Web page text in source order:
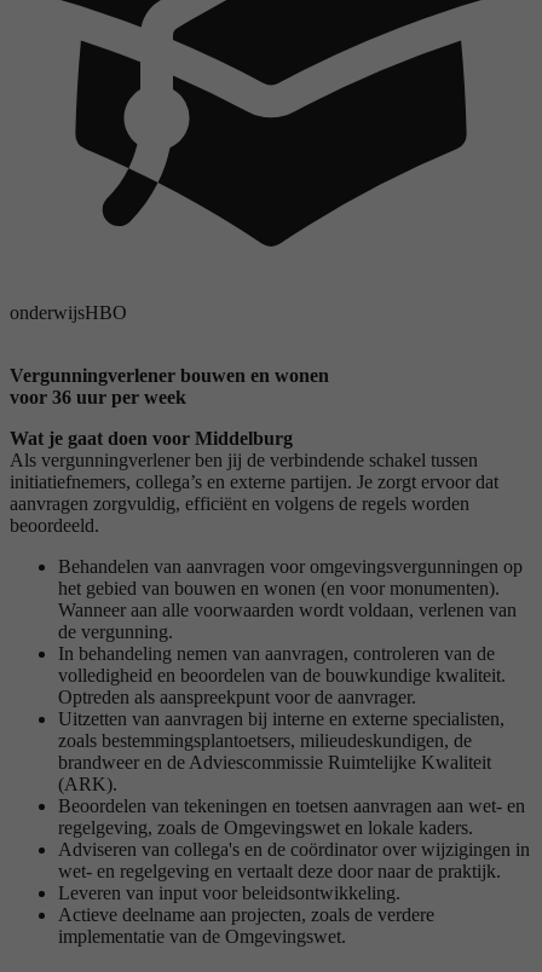
onderwijsHBO
Vergunningverlener bouwen en wonen
voor 36 uur per week
Wat je gaat doen voor Middelburg
Als vergunningverlener ben jij de verbindende schakel tussen
initiatiefnemers, collega’s en externe partijen. Je zorgt ervoor dat
aanvragen zorgvuldig, efficiënt en volgens de regels worden
beoordeeld.
Behandelen van aanvragen voor omgevingsvergunningen op
het gebied van bouwen en wonen (en voor monumenten).
Wanneer aan alle voorwaarden wordt voldaan, verlenen van
de vergunning.
In behandeling nemen van aanvragen, controleren van de
volledigheid en beoordelen van de bouwkundige kwaliteit.
Optreden als aanspreekpunt voor de aanvrager.
Uitzetten van aanvragen bij interne en externe specialisten,
zoals bestemmingsplantoetsers, milieudeskundigen, de
brandweer en de Adviescommissie Ruimtelijke Kwaliteit
(ARK).
Beoordelen van tekeningen en toetsen aanvragen aan wet- en
regelgeving, zoals de Omgevingswet en lokale kaders.
Adviseren van collega's en de coördinator over wijzigingen in
wet- en regelgeving en vertaalt deze door naar de praktijk.
Leveren van input voor beleidsontwikkeling.
Actieve deelname aan projecten, zoals de verdere
implementatie van de Omgevingswet.